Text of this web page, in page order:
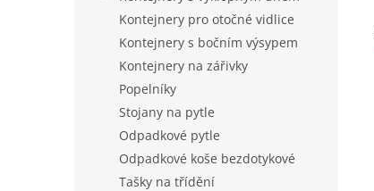
Kontejnery pro otočné vidlice
Kontejnery s bočním výsypem
Kontejnery na zářivky
Popelníky
Stojany na pytle
Odpadkové pytle
Odpadkové koše bezdotykové
Tašky na třídění